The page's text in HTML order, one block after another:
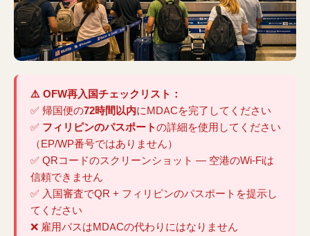
⚠️ OFW再入国チェックリスト：
✅ 帰国便の72時間以内にMDACを完了してください
✅ フィリピンのパスポートの詳細を使用してください
（EP/WP番号ではありません）
✅ QRコードのスクリーンショット — 空港のWi-Fiは
信頼できません
✅ 入国審査でQR + フィリピンのパスポートを提示し
てください
❌ 雇用パスはMDACの代わりにはなりません